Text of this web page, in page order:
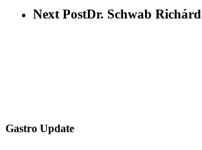
Next PostDr. Schwab Richárd
Gastro Update